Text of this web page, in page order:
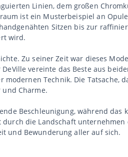
Linien, dem großen
ist ein Musterbeispiel an
Sitzen bis zur
wird.
Zu seiner Zeit war dieses
vereinte das Beste aus
Technik. Die Tatsache,
Charme.
Beschleunigung, während das
die Landschaft unternehmen
und Bewunderung aller auf sich.